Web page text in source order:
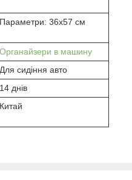
Параметри: 36х57 см
Органайзери в машину
Для сидіння авто
14 днів
Китай